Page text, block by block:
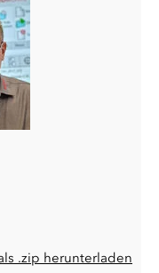
.zip herunterladen